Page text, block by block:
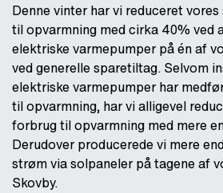
Denne vinter har vi reduceret
til opvarmning med cirka 40% ved
elektriske varmepumper på én af
ved generelle sparetiltag. Selvom
elektriske varmepumper har
til opvarmning, har vi alligevel
forbrug til opvarmning med mere
Derudover producerede vi mere
strøm via solpaneler på tagene af
Skovby.